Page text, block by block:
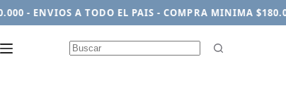
ENVIOS A TODO EL PAIS - COMPRA MINIMA